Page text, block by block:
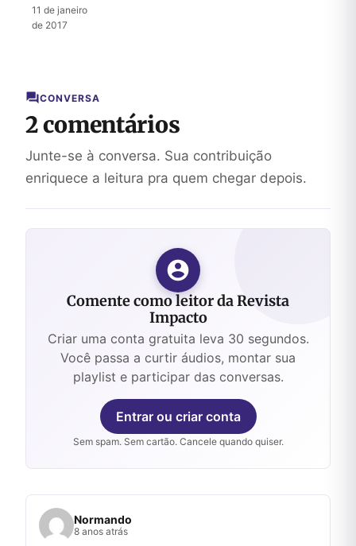
avivamento
11 de janeiro
de 2017
CONVERSA
2 comentários
Junte-se à conversa. Sua contribuição
enriquece a leitura pra quem chegar depois.
Comente como leitor da Revista
Impacto
Criar uma conta gratuita leva 30 segundos.
Você passa a curtir áudios, montar sua
playlist e participar das conversas.
Entrar ou criar conta
Sem spam. Sem cartão. Cancele quando quiser.
Normando
8 anos atrás